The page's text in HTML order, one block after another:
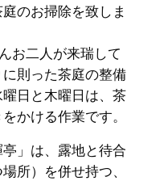
のお掃除を致しま
お二人が来瑞して
則った茶庭の整備
日と木曜日は、茶
かける作業です。
」は、露地と待合
所）を併せ持つ、